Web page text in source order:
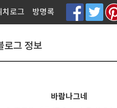
치로그 방명록
로그 정보
바람나그네